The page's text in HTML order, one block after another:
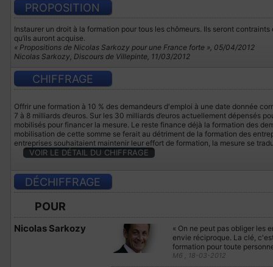
PROPOSITION
Instaurer un droit à la formation pour tous les chômeurs. Ils seront
qu’ils auront acquise.
« Propositions de Nicolas Sarkozy pour une France forte », 05/04/2012
Nicolas Sarkozy, Discours de Villepinte, 11/03/2012
CHIFFRAGE
Offrir une formation à 10 % des demandeurs d'emploi à une date donnée
7 à 8 milliards d’euros. Sur les 30 milliards d’euros actuellement dépensés
mobilisés pour financer la mesure. Le reste finance déjà la formation des
mobilisation de cette somme se ferait au détriment de la formation des
entreprises souhaitaient maintenir leur effort de formation, la mesure se
VOIR LE DÉTAIL DU CHIFFRAGE
DÉCHIFFRAGE
POUR
Nicolas Sarkozy
« On ne peut pas obliger les
envie réciproque. La clé,
formation pour toute
M6 , 18-03-2012